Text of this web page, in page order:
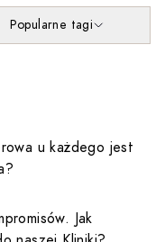
Popularne tagi
u każdego jest
Jak